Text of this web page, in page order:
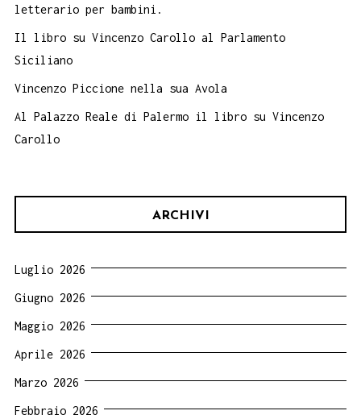
letterario per bambini.
Il libro su Vincenzo Carollo al Parlamento
Siciliano
Vincenzo Piccione nella sua Avola
Al Palazzo Reale di Palermo il libro su Vincenzo
Carollo
ARCHIVI
Luglio 2026
Giugno 2026
Maggio 2026
Aprile 2026
Marzo 2026
Febbraio 2026